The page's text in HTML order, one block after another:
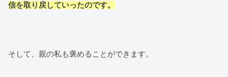
信を取り戻していったのです。
そして、親の私も褒めることができます。